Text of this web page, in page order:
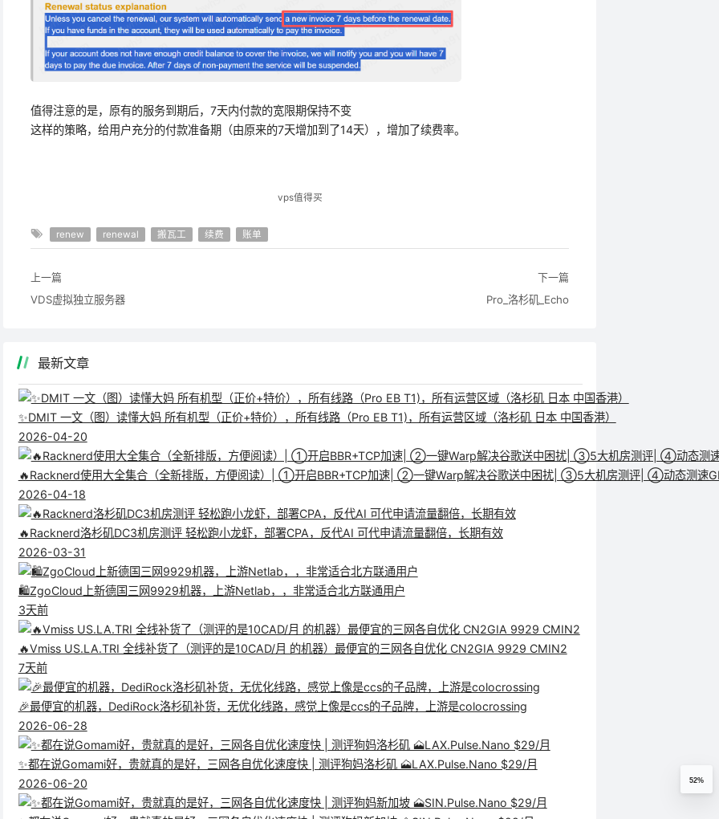
值得注意的是，原有的服务到期后，7天内付款的宽限期保持不变
这样的策略，给用户充分的付款准备期（由原来的7天增加到了14天），增加了续费率。
vps值得买
renew renewal 搬瓦工 续费 账单
上一篇
VDS虚拟独立服务器
下一篇
Pro_洛杉矶_Echo
最新文章
✨DMIT 一文（图）读懂大妈 所有机型（正价+特价），所有线路（Pro EB T1)，所有运营区域（洛杉矶 日本 中国香港）
2026-04-20
🔥Racknerd使用大全集合（全新排版，方便阅读）| ①开启BBR+TCP加速| ②一键Warp解决谷歌送中困扰| ③5大机房测评| ④动态测速
2026-04-18
🔥Racknerd洛杉矶DC3机房测评 轻松跑小龙虾，部署CPA，反代AI 可代申请流量翻倍，长期有效
2026-03-31
🛍️ZgoCloud上新德国三网9929机器，上游Netlab，，非常适合北方联通用户
3天前
🔥Vmiss US.LA.TRI 全线补货了（测评的是10CAD/月 的机器）最便宜的三网各自优化 CN2GIA 9929 CMIN2
7天前
🎉最便宜的机器，DediRock洛杉矶补货，无优化线路，感觉上像是ccs的子品牌，上游是colocrossing
2026-06-28
✨都在说Gomami好，贵就真的是好，三网各自优化速度快 | 测评狗妈洛杉矶 🗻LAX.Pulse.Nano $29/月
2026-06-20
52%